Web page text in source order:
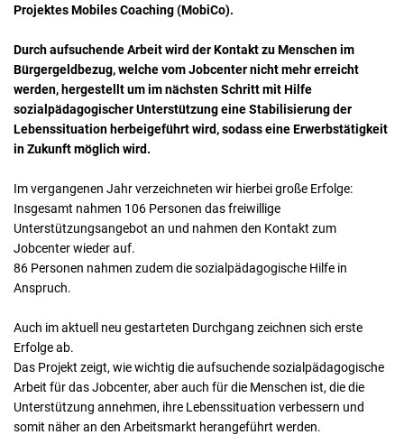
Projektes Mobiles Coaching (MobiCo).
Durch aufsuchende Arbeit wird der Kontakt zu Menschen im
Bürgergeldbezug, welche vom Jobcenter nicht mehr erreicht
werden, hergestellt um im nächsten Schritt mit Hilfe
sozialpädagogischer Unterstützung eine Stabilisierung der
Lebenssituation herbeigeführt wird, sodass eine Erwerbstätigkeit
in Zukunft möglich wird.
Im vergangenen Jahr verzeichneten wir hierbei große Erfolge:
Insgesamt nahmen 106 Personen das freiwillige
Unterstützungsangebot an und nahmen den Kontakt zum
Jobcenter wieder auf.
86 Personen nahmen zudem die sozialpädagogische Hilfe in
Anspruch.
Auch im aktuell neu gestarteten Durchgang zeichnen sich erste
Erfolge ab.
Das Projekt zeigt, wie wichtig die aufsuchende sozialpädagogische
Arbeit für das Jobcenter, aber auch für die Menschen ist, die die
Unterstützung annehmen, ihre Lebenssituation verbessern und
somit näher an den Arbeitsmarkt herangeführt werden.